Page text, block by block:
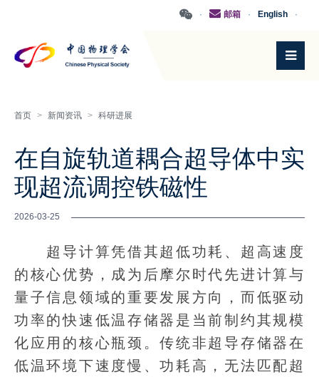
·
English
·
邮箱
·
首页 > 新闻资讯 > 科研进展
在自旋轨道耦合超导体中实
现超流调控铁磁性
2026-03-25
超导计算凭借其超低功耗、超高速度
的核心优势，成为后摩尔时代先进计算与
量子信息领域的重要发展方向，而低驱动
功率的快速低温存储器是当前制约其规模
化应用的核心瓶颈。传统非超导存储器在
低温环境下速度慢、功耗高，无法匹配超